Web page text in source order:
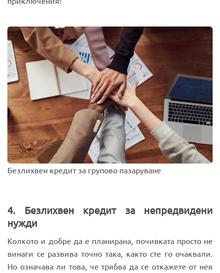
Безлихвен кредит за групово пазаруване
4. Безлихвен кредит за непредвидени
нужди
Колкото и добре да е планирана, почивката просто не
винаги се развива точно така, както сте го очаквали.
Но означава ли това, че трябва да се откажете от нея